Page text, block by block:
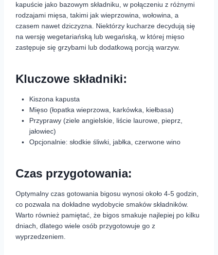
kapuście jako bazowym składniku, w połączeniu z różnymi
rodzajami mięsa, takimi jak wieprzowina, wołowina, a
czasem nawet dziczyzna. Niektórzy kucharze decydują się
na wersję wegetariańską lub wegańską, w której mięso
zastępuje się grzybami lub dodatkową porcją warzyw.
Kluczowe składniki:
Kiszona kapusta
Mięso (łopatka wieprzowa, karkówka, kiełbasa)
Przyprawy (ziele angielskie, liście laurowe, pieprz,
jałowiec)
Opcjonalnie: słodkie śliwki, jabłka, czerwone wino
Czas przygotowania:
Optymalny czas gotowania bigosu wynosi około 4-5 godzin,
co pozwala na dokładne wydobycie smaków składników.
Warto również pamiętać, że bigos smakuje najlepiej po kilku
dniach, dlatego wiele osób przygotowuje go z
wyprzedzeniem.